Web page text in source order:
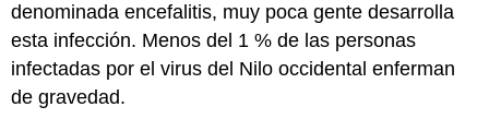
denominada encefalitis, muy poca gente desarrolla
esta infección. Menos del 1 % de las personas
infectadas por el virus del Nilo occidental enferman
de gravedad.